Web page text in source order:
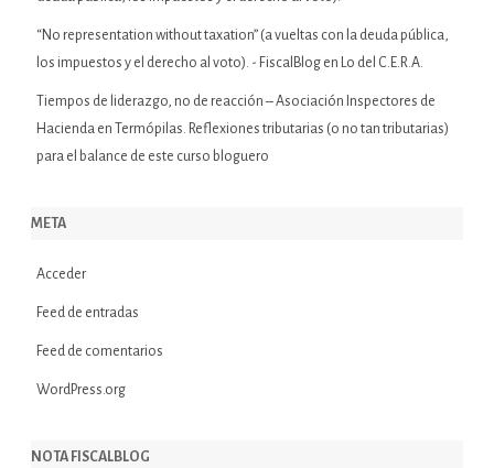
“No representation without taxation” (a vueltas con la deuda pública,
los impuestos y el derecho al voto). - FiscalBlog en Lo del C.E.R.A.
Tiempos de liderazgo, no de reacción – Asociación Inspectores de
Hacienda en
Termópilas. Reflexiones tributarias (o no tan tributarias)
para el balance de este curso bloguero
META
Acceder
Feed de entradas
Feed de comentarios
WordPress.org
NOTA FISCALBLOG